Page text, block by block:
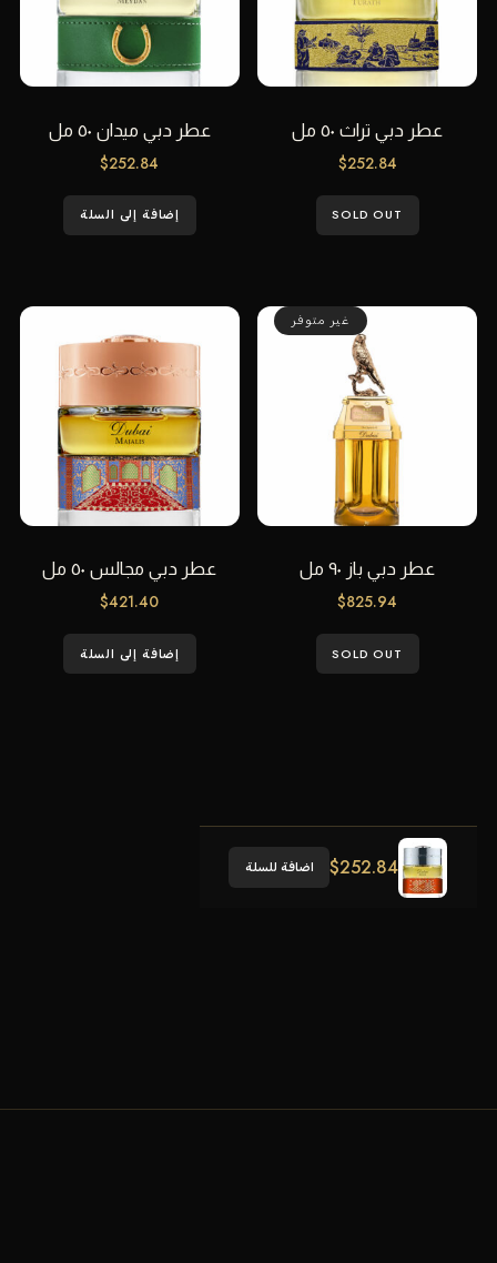
عطر دبي تراث ٥٠ مل
$252.84
SOLD OUT
عطر دبي ميدان ٥٠ مل
$252.84
إضافة إلى السلة
غير متوفر
عطر دبي باز ٩٠ مل
$825.94
SOLD OUT
عطر دبي مجالس ٥٠ مل
$421.40
إضافة إلى السلة
$252.84 اضافة للسلة